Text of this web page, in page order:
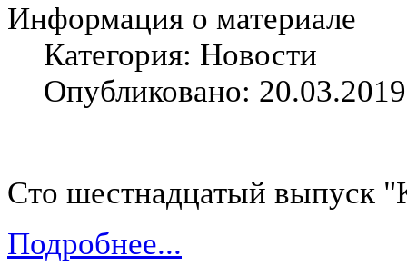
Информация о материале
Категория: Новости
Опубликовано:
Сто шестнадцатый выпуск
Подробнее...